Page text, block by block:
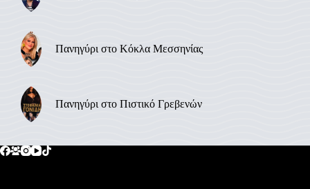
Πανηγύρι στο Κόκλα Μεσσηνίας
Πανηγύρι στο Πιστικό Γρεβενών